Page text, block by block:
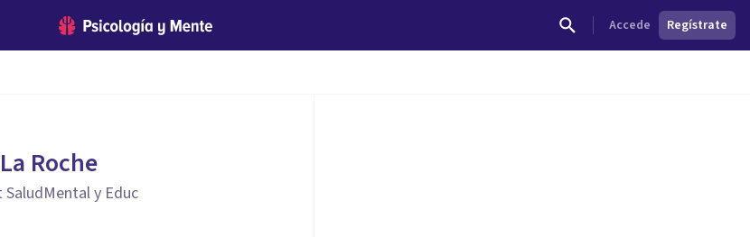
Accede Regístrate
Roche
y Educ